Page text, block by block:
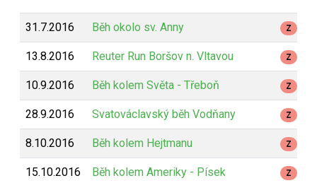
31.7.2016 Běh okolo sv. Anny Z
13.8.2016 Reuter Run Boršov n. Vltavou Z
10.9.2016 Běh kolem Světa - Třeboň Z
28.9.2016 Svatováclavský běh Vodňany Z
8.10.2016 Běh kolem Hejtmanu Z
15.10.2016 Běh kolem Ameriky - Písek Z